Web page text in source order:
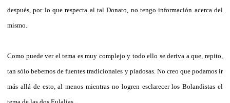
después, por lo que respecta al tal Donato, no tengo información acerca del
mismo.
Como puede ver el tema es muy complejo y todo ello se deriva a que, repito,
tan sólo bebemos de fuentes tradicionales y piadosas. No creo que podamos ir
más allá de esto, al menos mientras no logren esclarecer los Bolandistas el